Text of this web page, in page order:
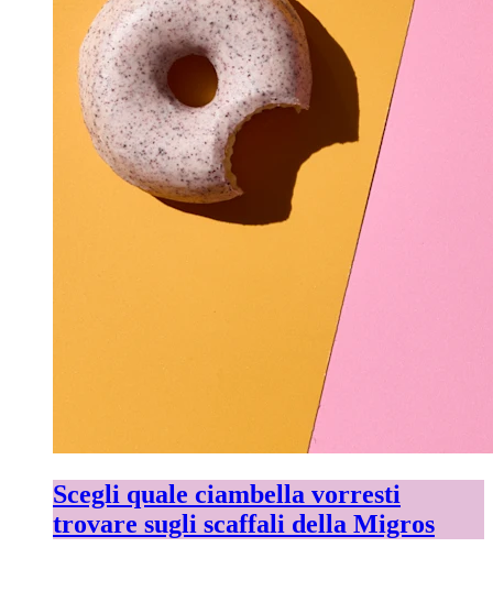
Scegli quale ciambella vorresti
trovare sugli scaffali della Migros